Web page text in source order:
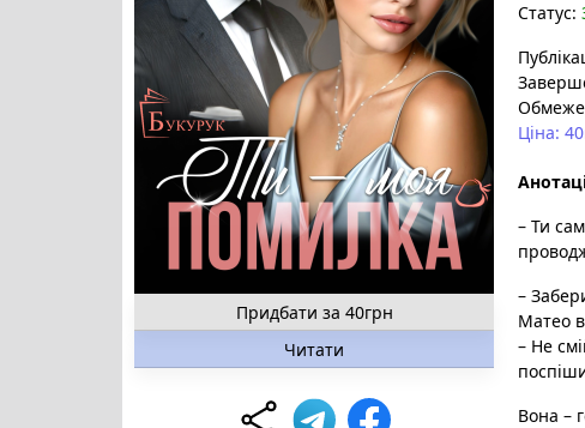
Придбати за 40грн
Читати
Статус:
Ціна:
– Ти
–
Матео
– Не
Вона –